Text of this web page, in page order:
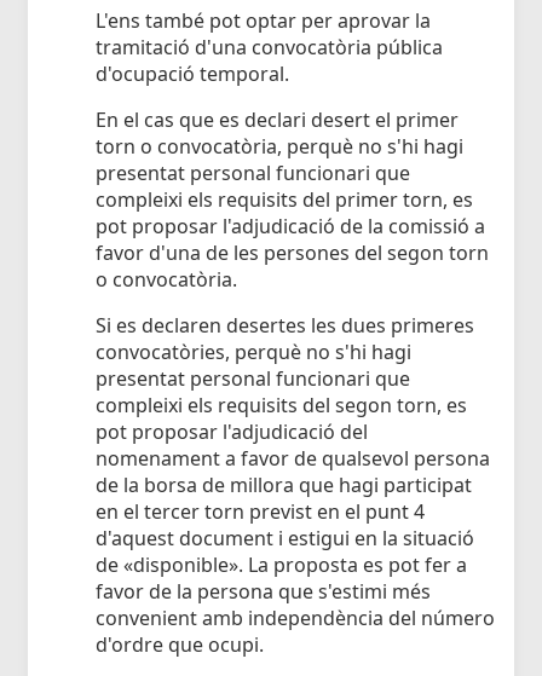
L'ens també pot optar per aprovar la
tramitació d'una convocatòria pública
d'ocupació temporal.
En el cas que es declari desert el primer
torn o convocatòria, perquè no s'hi hagi
presentat personal funcionari que
compleixi els requisits del primer torn, es
pot proposar l'adjudicació de la comissió a
favor d'una de les persones del segon torn
o convocatòria.
Si es declaren desertes les dues primeres
convocatòries, perquè no s'hi hagi
presentat personal funcionari que
compleixi els requisits del segon torn, es
pot proposar l'adjudicació del
nomenament a favor de qualsevol persona
de la borsa de millora que hagi participat
en el tercer torn previst en el punt 4
d'aquest document i estigui en la situació
de «disponible». La proposta es pot fer a
favor de la persona que s'estimi més
convenient amb independència del número
d'ordre que ocupi.